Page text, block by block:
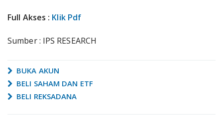
Full Akses : Klik Pdf
Sumber : IPS RESEARCH
BUKA AKUN
BELI SAHAM DAN ETF
BELI REKSADANA